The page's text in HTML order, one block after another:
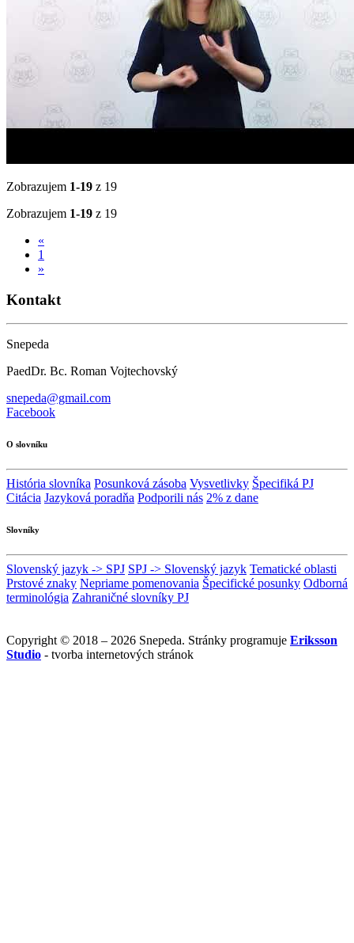
Zobrazujem 1-19 z 19
Zobrazujem 1-19 z 19
«
1
»
Kontakt
Snepeda
PaedDr. Bc. Roman Vojtechovský
snepeda@gmail.com
Facebook
O slovníku
História slovníka Posunková zásoba Vysvetlivky Špecifiká PJ
Citácia Jazyková poradňa Podporili nás 2% z dane
Slovníky
Slovenský jazyk -> SPJ SPJ -> Slovenský jazyk Tematické oblasti
Prstové znaky Nepriame pomenovania Špecifické posunky Odborná
terminológia Zahraničné slovníky PJ
Copyright © 2018 – 2026 Snepeda. Stránky programuje Eriksson
Studio - tvorba internetových stránok